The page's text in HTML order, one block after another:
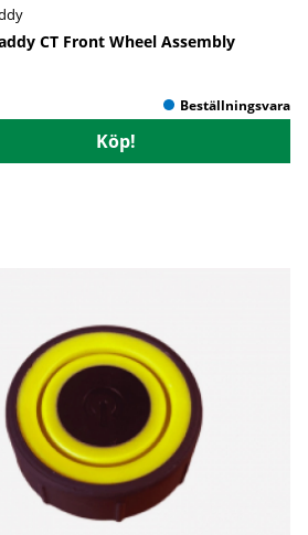
CT Front Wheel Assembly
Köp!